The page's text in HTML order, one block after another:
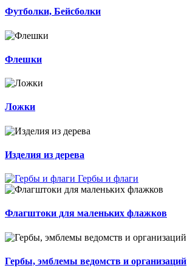
Футболки, Бейсболки
Флешки
Ложки
Изделия из дерева
Гербы и флаги
Флагштоки для маленьких флажков
Гербы, эмблемы ведомств и организаций